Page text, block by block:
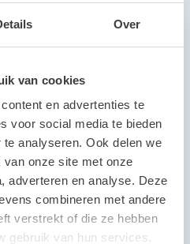
Over
van cookies
en advertenties te
voor social media te bieden
analyseren. Ook delen we
onze site met onze
adverteren en analyse. Deze
combineren met andere
verstrekt of die ze hebben
gebruik van hun services.